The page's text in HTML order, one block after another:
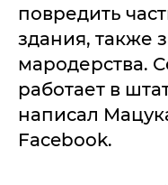
повредить
здания, также
мародерства.
работает в
написал
Facebook.